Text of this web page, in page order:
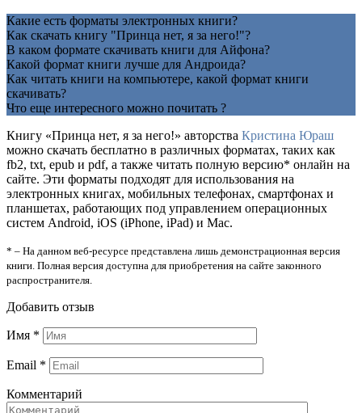
Какие есть форматы электронных книги?
Как скачать книгу "Принца нет, я за него!"?
В каком формате скачивать книги для Айфона?
Какой формат книги лучше для Андроида?
Как читать книги на компьютере, какой формат книги
скачивать?
Что еще интересного можно почитать ?
Книгу «Принца нет, я за него!» авторства Кристина Юраш
можно скачать бесплатно в различных форматах, таких как
fb2, txt, epub и pdf, а также читать полную версию* онлайн на
сайте. Эти форматы подходят для использования на
электронных книгах, мобильных телефонах, смартфонах и
планшетах, работающих под управлением операционных
систем Android, iOS (iPhone, iPad) и Mac.
* – На данном веб-ресурсе представлена лишь демонстрационная версия
книги. Полная версия доступна для приобретения на сайте законного
распространителя.
Добавить отзыв
Имя *
Email *
Комментарий